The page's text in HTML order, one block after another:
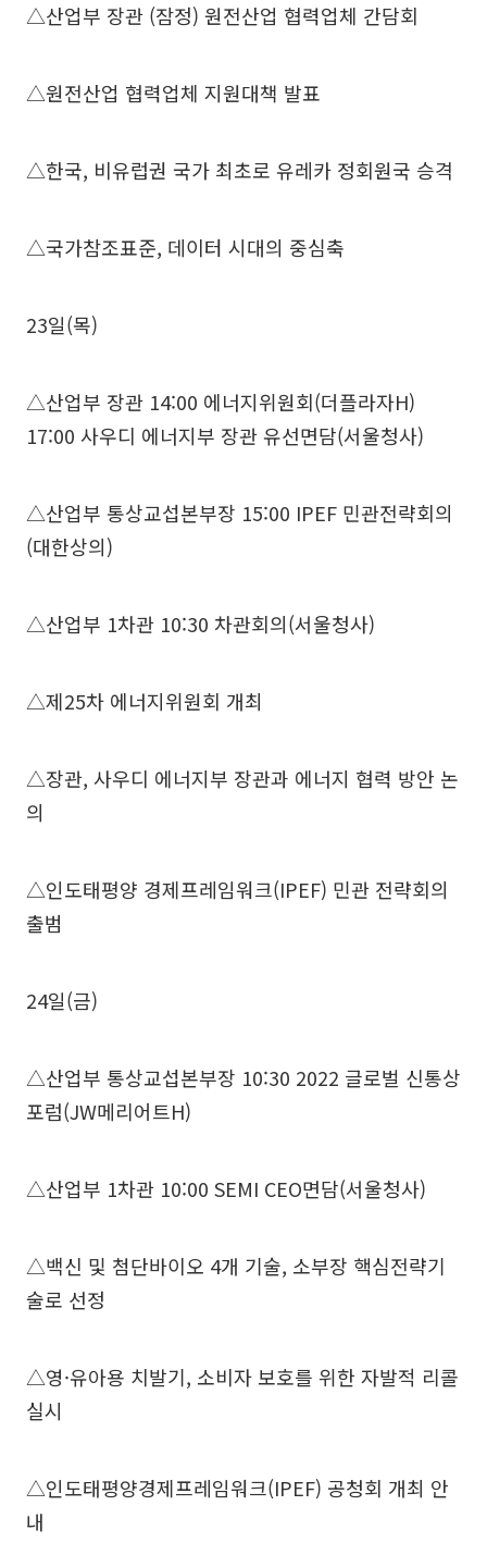
△산업부 장관 (잠정) 원전산업 협력업체 간담회
△원전산업 협력업체 지원대책 발표
△한국, 비유럽권 국가 최초로 유레카 정회원국 승격
△국가참조표준, 데이터 시대의 중심축
23일(목)
△산업부 장관 14:00 에너지위원회(더플라자H)
17:00 사우디 에너지부 장관 유선면담(서울청사)
△산업부 통상교섭본부장 15:00 IPEF 민관전략회의
(대한상의)
△산업부 1차관 10:30 차관회의(서울청사)
△제25차 에너지위원회 개최
△장관, 사우디 에너지부 장관과 에너지 협력 방안 논
의
△인도태평양 경제프레임워크(IPEF) 민관 전략회의
출범
24일(금)
△산업부 통상교섭본부장 10:30 2022 글로벌 신통상
포럼(JW메리어트H)
△산업부 1차관 10:00 SEMI CEO면담(서울청사)
△백신 및 첨단바이오 4개 기술, 소부장 핵심전략기
술로 선정
△영·유아용 치발기, 소비자 보호를 위한 자발적 리콜
실시
△인도태평양경제프레임워크(IPEF) 공청회 개최 안
내